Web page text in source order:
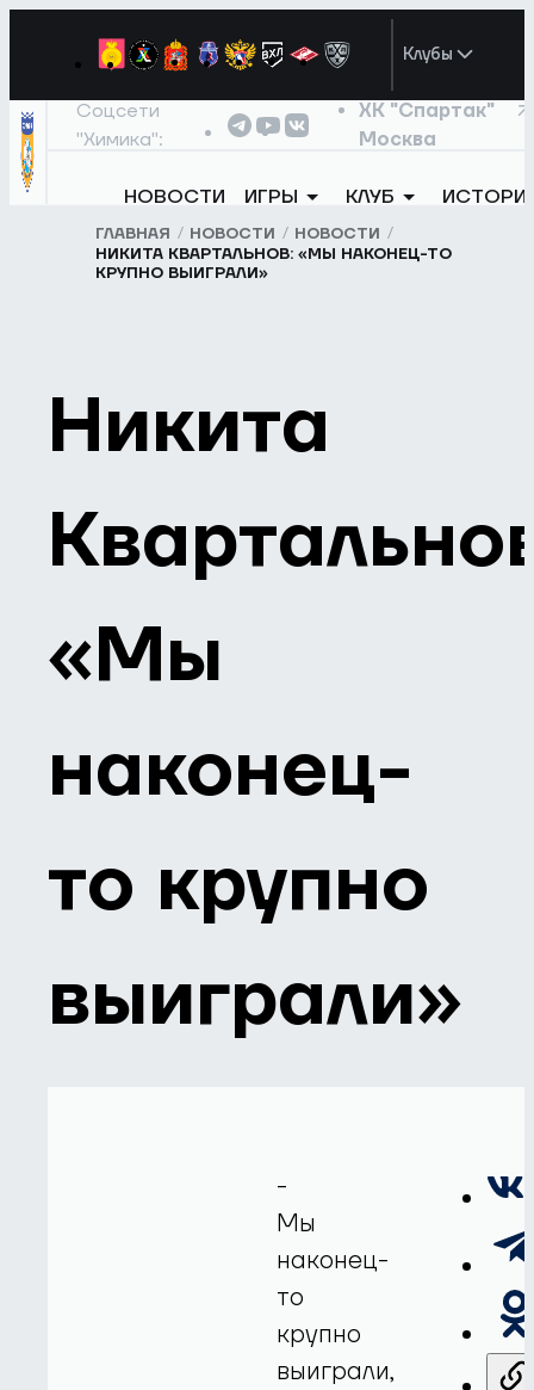
Клубы
Соцсети
"Химика":
ХК "Спартак"
Москва
НОВОСТИ ИГРЫ КЛУБ
ГЛАВНАЯ НОВОСТИ
НОВОСТИ
НИКИТА КВАРТАЛЬНОВ: «МЫ НАКОНЕЦ-ТО
КРУПНО ВЫИГРАЛИ»
Никита
«Мы
наконец-
то крупно
выиграли»
-
Мы
наконец-
то
крупно
выиграли,